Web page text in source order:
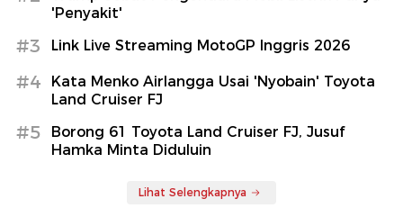
'Penyakit'
#3 Link Live Streaming MotoGP Inggris 2026
#4
Kata Menko Airlangga Usai 'Nyobain' Toyota
Land Cruiser FJ
#5
Borong 61 Toyota Land Cruiser FJ, Jusuf
Hamka Minta Diduluin
Lihat Selengkapnya